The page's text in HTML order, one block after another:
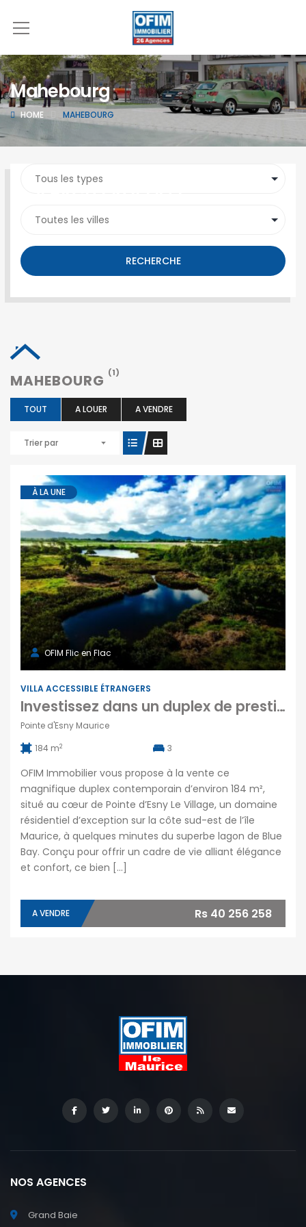
Mahebourg
HOME MAHEBOURG
SEARCH PROPERTY
RECHERCHE
MAHEBOURG (1)
TOUT A LOUER A VENDRE
Trier par
À LA UNE
OFIM Flic en Flac
VILLA ACCESSIBLE ÉTRANGERS
Investissez dans un duplex de prestige avec piscine privée au cœur de Pointe d’Esny Le Village Maurice
Pointe d'Esny Maurice
184 m2 3
OFIM Immobilier vous propose à la vente ce
magnifique duplex contemporain d’environ 184 m²,
situé au cœur de Pointe d’Esny Le Village, un domaine
résidentiel d’exception sur la côte sud-est de l’île
Maurice, à quelques minutes du superbe lagon de Blue
Bay. Conçu pour offrir un cadre de vie alliant élégance
et confort, ce bien […]
A VENDRE Rs 40 256 258
NOS AGENCES
Grand Baie